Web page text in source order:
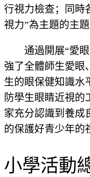
行視力檢查；同時
視力”為主題的主題
通過開展“愛
強了全體師生愛眼
生的眼保健知識水
防學生眼睛近視的
家充分認識到養成
的保護好青少年的
小學活動